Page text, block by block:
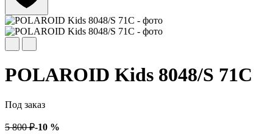
POLAROID Kids 8048/S 71C
Под заказ
5 800 ₽-10 %